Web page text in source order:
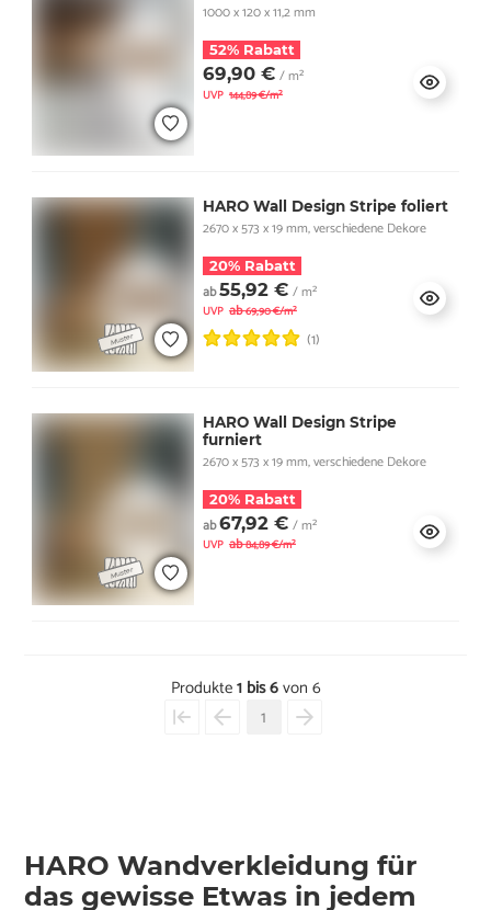
1000 x 120 x 11,2 mm
52% Rabatt
69,90 € / m²
UVP 144,89 €/m²
HARO Wall Design Stripe foliert
2670 x 573 x 19 mm, verschiedene Dekore
20% Rabatt
ab55,92 € / m²
UVP ab69,90 €/m²
(1)
HARO Wall Design Stripe
furniert
2670 x 573 x 19 mm, verschiedene Dekore
20% Rabatt
ab67,92 € / m²
UVP ab84,89 €/m²
Produkte1 bis 6von 6
1
HARO Wandverkleidung für
das gewisse Etwas in jedem